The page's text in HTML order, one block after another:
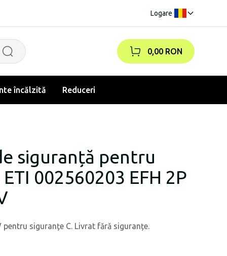
Logare
0,00 RON
încălzită Reduceri
siguranță pentru
002560203 EFH 2P
pentru siguranțe C. Livrat fără siguranțe.